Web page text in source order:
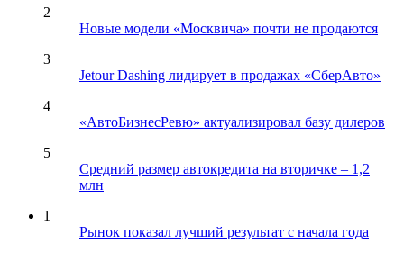
2
Новые модели «Москвича» почти не продаются
3
Jetour Dashing лидирует в продажах «СберАвто»
4
«АвтоБизнесРевю» актуализировал базу дилеров
5
Средний размер автокредита на вторичке – 1,2
млн
1
Рынок показал лучший результат с начала года